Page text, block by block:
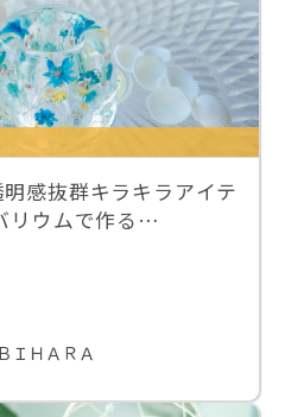
明感抜群キラキラアイテ
ウムで作る…
ＨＡＲＡ